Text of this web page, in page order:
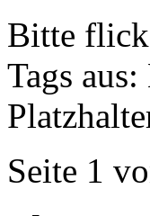
Bitte
Tags
Seite 1